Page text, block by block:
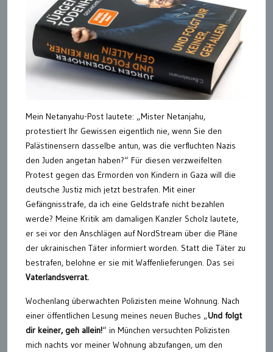
Mein Netanyahu-Post lautete: „Mister Netanjahu,
protestiert Ihr Gewissen eigentlich nie, wenn Sie den
Palästinensern dasselbe antun, was die verfluchten Nazis
den Juden angetan haben?“ Für diesen verzweifelten
Protest gegen das Ermorden von Kindern in Gaza will die
deutsche Justiz mich jetzt bestrafen. Mit einer
Gefängnisstrafe, da ich eine Geldstrafe nicht bezahlen
werde? Meine Kritik am damaligen Kanzler Scholz lautete,
er sei vor den Anschlägen auf NordStream über die Pläne
der ukrainischen Täter informiert worden. Statt die Täter zu
bestrafen, belohne er sie mit Waffenlieferungen. Das sei
Vaterlandsverrat.
Wochenlang überwachten Polizisten meine Wohnung. Nach
einer öffentlichen Lesung meines neuen Buches „Und folgt
dir keiner, geh allein!“ in München versuchten Polizisten
mich nachts vor meiner Wohnung abzufangen, um den